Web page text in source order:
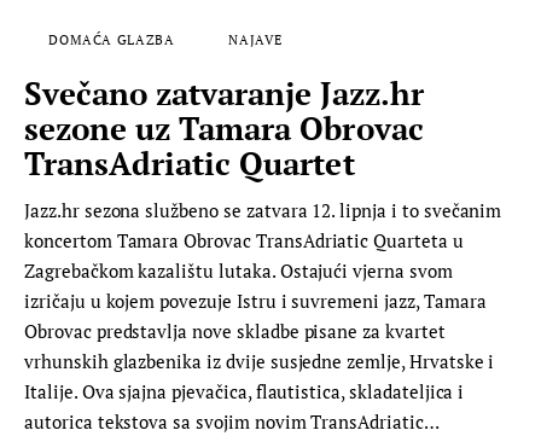
DOMAĆA GLAZBA NAJAVE
Svečano zatvaranje Jazz.hr
sezone uz Tamara Obrovac
TransAdriatic Quartet
Jazz.hr sezona službeno se zatvara 12. lipnja i to svečanim
koncertom Tamara Obrovac TransAdriatic Quarteta u
Zagrebačkom kazalištu lutaka. Ostajući vjerna svom
izričaju u kojem povezuje Istru i suvremeni jazz, Tamara
Obrovac predstavlja nove skladbe pisane za kvartet
vrhunskih glazbenika iz dvije susjedne zemlje, Hrvatske i
Italije. Ova sjajna pjevačica, flautistica, skladateljica i
autorica tekstova sa svojim novim TransAdriatic…